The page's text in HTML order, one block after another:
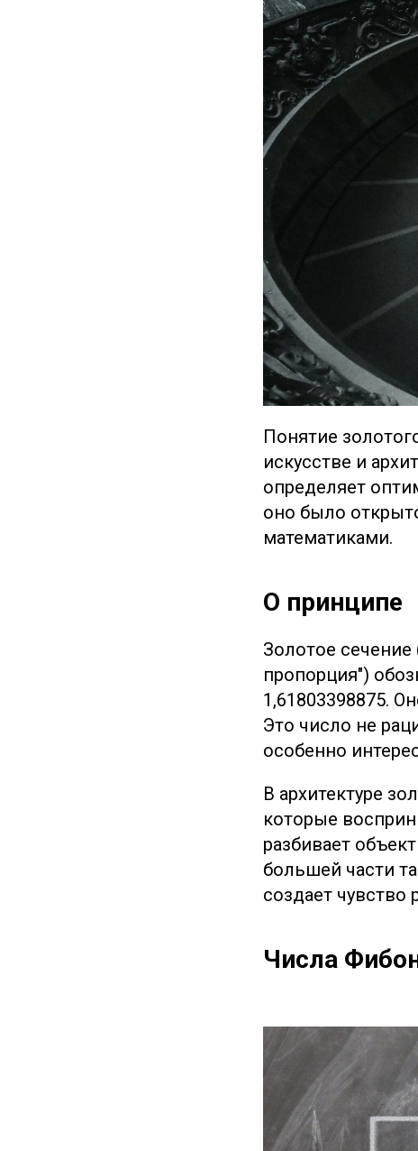
Понятие
искусстве и
определяет
оно было
математиками.
О принципе
Золотое
пропорция")
1,61803398875.
Это число не
особенно
В архитектуре
которые
разбивает
большей части
создает чувство
Числа